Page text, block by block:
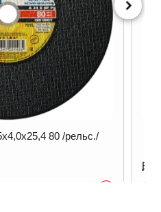
150х1,2х22
Опт